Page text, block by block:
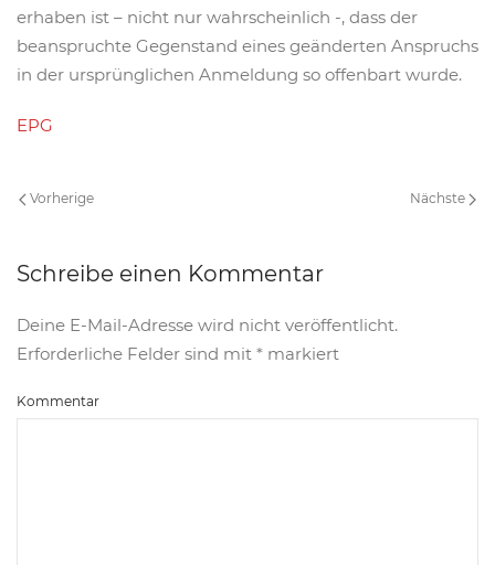
erhaben ist – nicht nur wahrscheinlich -, dass der
beanspruchte Gegenstand eines geänderten Anspruchs
in der ursprünglichen Anmeldung so offenbart wurde.
EPG
Vorherige Nächste
Schreibe einen Kommentar
Deine E-Mail-Adresse wird nicht veröffentlicht.
Erforderliche Felder sind mit * markiert
Kommentar